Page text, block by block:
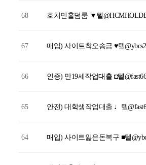
68 호치민홀덤룸 ▼텔
67 매입) 사이트착오송금 ♥텔
66 인증) 만19세작업대출 ◘텔
65 안전) 대학생작업대출 ♩텔
64 매입) 사이트잃은돈복구 ■텔